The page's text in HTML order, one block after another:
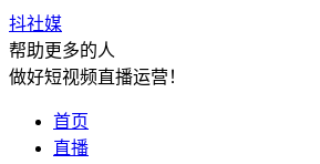
抖社媒
帮助更多的人
做好短视频直播运营！
首页
直播